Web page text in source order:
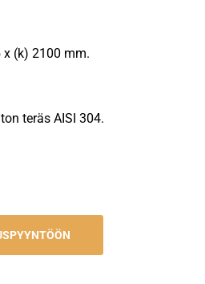
(k) 2100 mm.
teräs AISI 304.